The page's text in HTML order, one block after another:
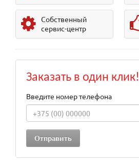
Собственный
сервис-центр
Заказать в один клик!
Введите номер телефона